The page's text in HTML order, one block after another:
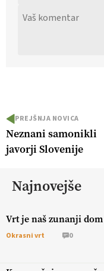
PREJŠNJA NOVICA
Neznani samonikli
javorji Slovenije
Najnovejše
Vrt je naš zunanji dom
Okrasni vrt 0